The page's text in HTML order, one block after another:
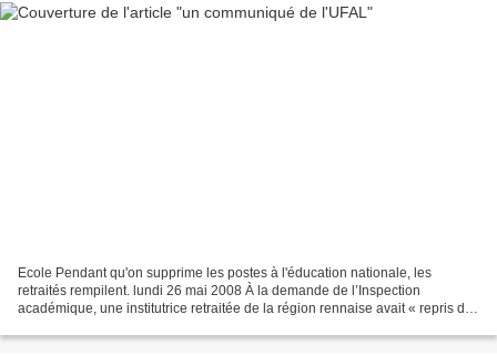
Ecole Pendant qu'on supprime les postes à l'éducation nationale, les
retraités rempilent. lundi 26 mai 2008 À la demande de l’Inspection
académique, une institutrice retraitée de la région rennaise avait « repris du